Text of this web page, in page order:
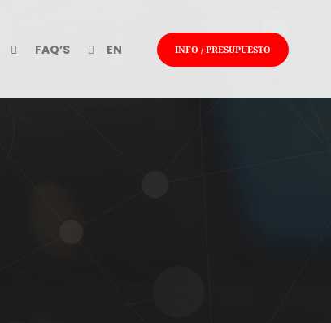
FAQ’S EN INFO / PRESUPUESTO